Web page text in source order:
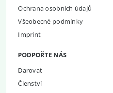
Ochrana osobních údajů
Všeobecné podmínky
Imprint
PODPOŘTE NÁS
Darovat
Členství